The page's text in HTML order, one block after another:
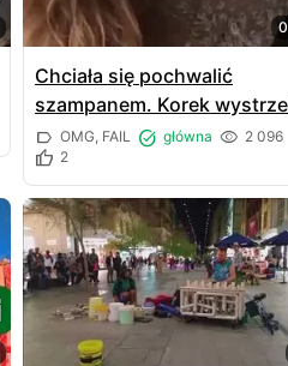
Chciała się pochwalić
szampanem. Korek
jej prosto w twarz
OMG, FAIL główna
2 096
2